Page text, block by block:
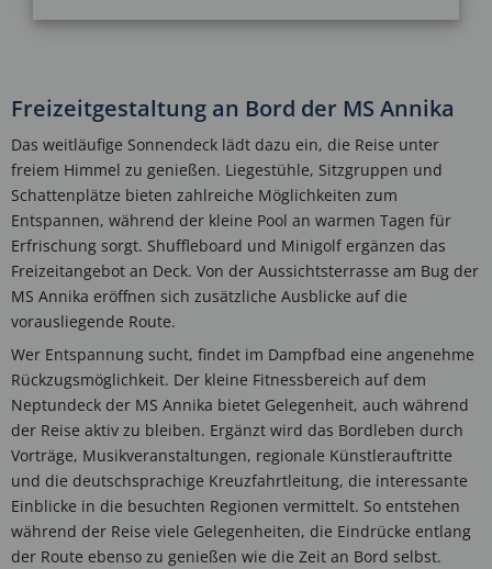
Freizeitgestaltung an Bord der MS Annika
Das weitläufige Sonnendeck lädt dazu ein, die Reise unter
freiem Himmel zu genießen. Liegestühle, Sitzgruppen und
Schattenplätze bieten zahlreiche Möglichkeiten zum
Entspannen, während der kleine Pool an warmen Tagen für
Erfrischung sorgt. Shuffleboard und Minigolf ergänzen das
Freizeitangebot an Deck. Von der Aussichtsterrasse am Bug der
MS Annika eröffnen sich zusätzliche Ausblicke auf die
vorausliegende Route.
Wer Entspannung sucht, findet im Dampfbad eine angenehme
Rückzugsmöglichkeit. Der kleine Fitnessbereich auf dem
Neptundeck der MS Annika bietet Gelegenheit, auch während
der Reise aktiv zu bleiben. Ergänzt wird das Bordleben durch
Vorträge, Musikveranstaltungen, regionale Künstlerauftritte
und die deutschsprachige Kreuzfahrtleitung, die interessante
Einblicke in die besuchten Regionen vermittelt. So entstehen
während der Reise viele Gelegenheiten, die Eindrücke entlang
der Route ebenso zu genießen wie die Zeit an Bord selbst.